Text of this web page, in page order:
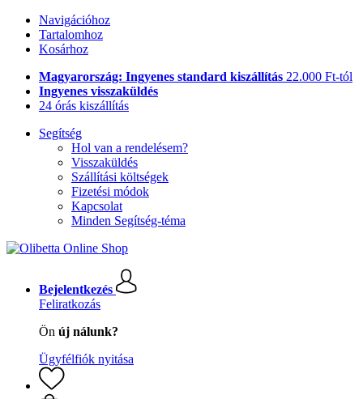
Navigációhoz
Tartalomhoz
Kosárhoz
Magyarország: Ingyenes standard kiszállítás 22.000 Ft-tól
Ingyenes visszaküldés
24 órás kiszállítás
Segítség
Hol van a rendelésem?
Visszaküldés
Szállítási költségek
Fizetési módok
Kapcsolat
Minden Segítség-téma
Bejelentkezés
Feliratkozás
Ön új nálunk?
Ügyfélfiók nyitása